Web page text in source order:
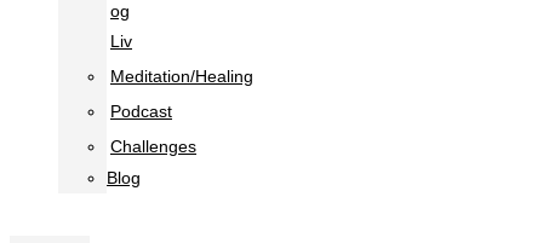
og
Liv
Meditation/Healing
Podcast
Challenges
Blog